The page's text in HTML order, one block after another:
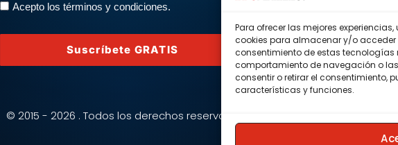
Para ofrecer las mejores
cookies para almacenar y/o acceder
consentimiento de estas
comportamiento de navegación o
consentir o retirar el consentimiento,
características y funciones.
Acepto los términos y condiciones.
Suscríbete GRATIS
© 2015 - 2026 . Todos los derechos reservados.